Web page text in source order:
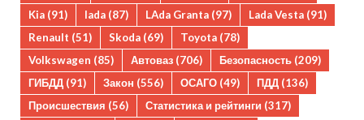
Kia (91) lada (87) LAda Granta (97) Lada Vesta (91)
Renault (51) Skoda (69) Toyota (78)
Volkswagen (85) Автоваз (706) Безопасность (209)
ГИБДД (91) Закон (556) ОСАГО (49) ПДД (136)
Происшествия (56) Статистика и рейтинги (317)